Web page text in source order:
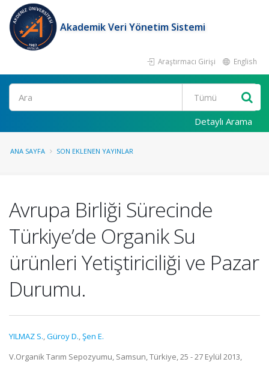
Akademik Veri Yönetim Sistemi
Araştırmacı Girişi English
Ara
Detaylı Arama
ANA SAYFA SON EKLENEN YAYINLAR
Avrupa Birliği Sürecinde
Türkiye’de Organik Su
ürünleri Yetiştiriciliği ve Pazar
Durumu.
YILMAZ S.,Güroy D.,Şen E.
V.Organik Tarım Sepozyumu, Samsun, Türkiye, 25 - 27 Eylül 2013,